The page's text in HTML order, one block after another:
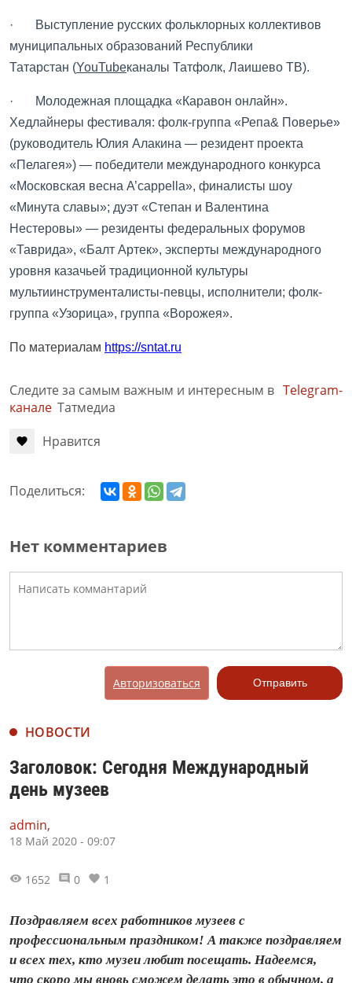
· Выступление русских фольклорных коллективов
муниципальных образований Республики
Татарстан (YouTubeканалы Татфолк, Лаишево ТВ).
· Молодежная площадка «Каравон онлайн».
Хедлайнеры фестиваля: фолк-группа «Репа& Поверье»
(руководитель Юлия Алакина — резидент проекта
«Пелагея») — победители международного конкурса
«Московская весна A’cappella», финалисты шоу
«Минута славы»; дуэт «Степан и Валентина
Нестеровы» — резиденты федеральных форумов
«Таврида», «Балт Артек», эксперты международного
уровня казачьей традиционной культуры
мультиинструменталисты-певцы, исполнители; фолк-
группа «Узорица», группа «Ворожея».
По материалам https://sntat.ru
Следите за самым важным и интересным в Telegram-
канале Татмедиа
Нравится
Поделиться:
Нет комментариев
Авторизоваться Отправить
НОВОСТИ
Заголовок: Сегодня Международный
день музеев
admin,
18 Май 2020 - 09:07
1652 0 1
Поздравляем всех работников музеев с
профессиональным праздником! А также поздравляем
и всех тех, кто музеи любит посещать. Надеемся,
что скоро мы вновь сможем делать это в обычном, а